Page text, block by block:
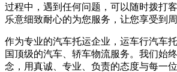
过程中，遇到任何问题，可以随时拨打
乐意细致耐心的为您服务，让您享受到
作为专业的汽车托运企业，运车行汽车
国顶级的汽车、轿车物流服务。我们始
念，用真诚、专业、负责的态度与每一